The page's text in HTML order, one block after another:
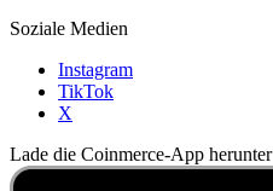
Soziale Medien
Instagram
TikTok
X
Lade die Coinmerce-App herunter